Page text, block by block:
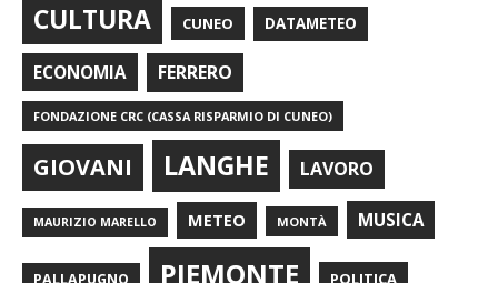
CULTURA CUNEO DATAMETEO
ECONOMIA FERRERO
FONDAZIONE CRC (CASSA RISPARMIO DI CUNEO)
GIOVANI LANGHE LAVORO
MAURIZIO MARELLO METEO MONTÀ MUSICA
PIEMONTE POLITICA